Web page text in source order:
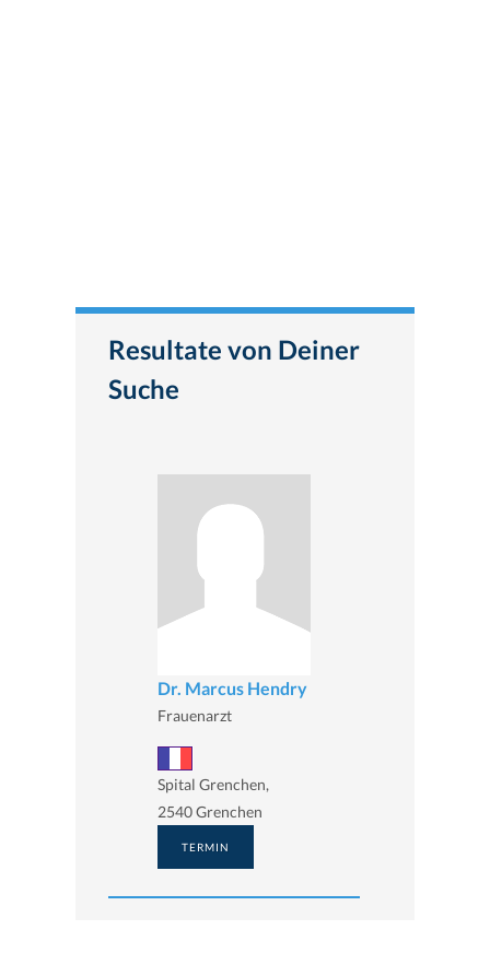
Resultate von Deiner
Suche
Dr. Marcus Hendry
Frauenarzt
Spital Grenchen,
2540 Grenchen
TERMIN